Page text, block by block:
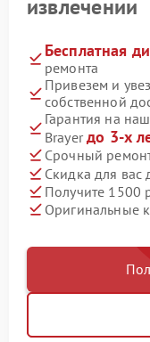
извлечении
Бесплатная
ремонта
Привезем и
собственной
Гарантия на
Brayerдо 3-х
Срочный
Скидка для вас
Получите 1500
Оригинальные